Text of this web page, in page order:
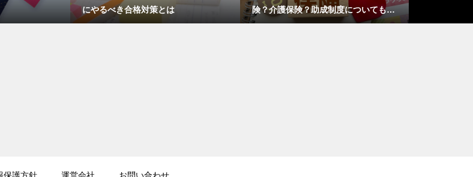
は
険？介護保険？助成制度についても解
説
版｜今年これだけは読みたい5選